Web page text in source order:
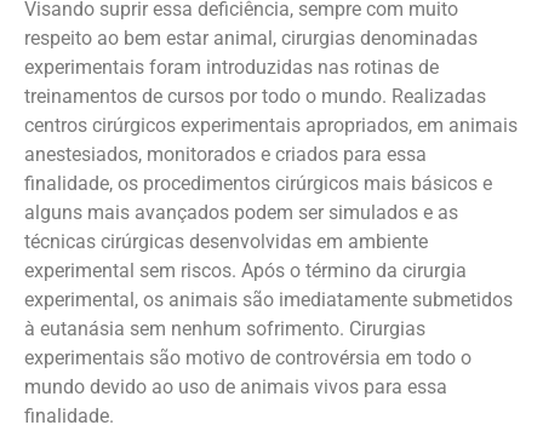
Visando suprir essa deficiência, sempre com muito
respeito ao bem estar animal, cirurgias denominadas
experimentais foram introduzidas nas rotinas de
treinamentos de cursos por todo o mundo. Realizadas
centros cirúrgicos experimentais apropriados, em animais
anestesiados, monitorados e criados para essa
finalidade, os procedimentos cirúrgicos mais básicos e
alguns mais avançados podem ser simulados e as
técnicas cirúrgicas desenvolvidas em ambiente
experimental sem riscos. Após o término da cirurgia
experimental, os animais são imediatamente submetidos
à eutanásia sem nenhum sofrimento. Cirurgias
experimentais são motivo de controvérsia em todo o
mundo devido ao uso de animais vivos para essa
finalidade.